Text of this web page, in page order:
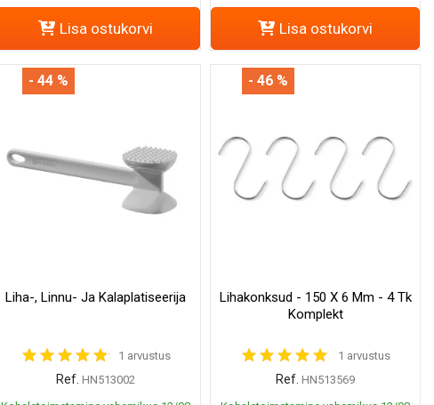
Lisa ostukorvi Lisa ostukorvi
Liha-, Linnu- Ja Kalaplatiseerija
1 arvustus
Ref. HN513002
- 44 %
Lihakonksud - 150 X 6 Mm - 4 Tk
Komplekt
1 arvustus
Ref. HN513569
- 46 %